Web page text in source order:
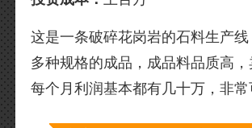
这是一条破碎花岗岩的石料生产
多种规格的成品，成品料品质高，
每个月利润基本都有几十万，非常